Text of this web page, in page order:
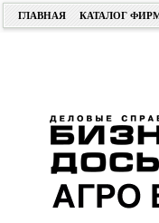
ГЛАВНАЯ КАТАЛОГ